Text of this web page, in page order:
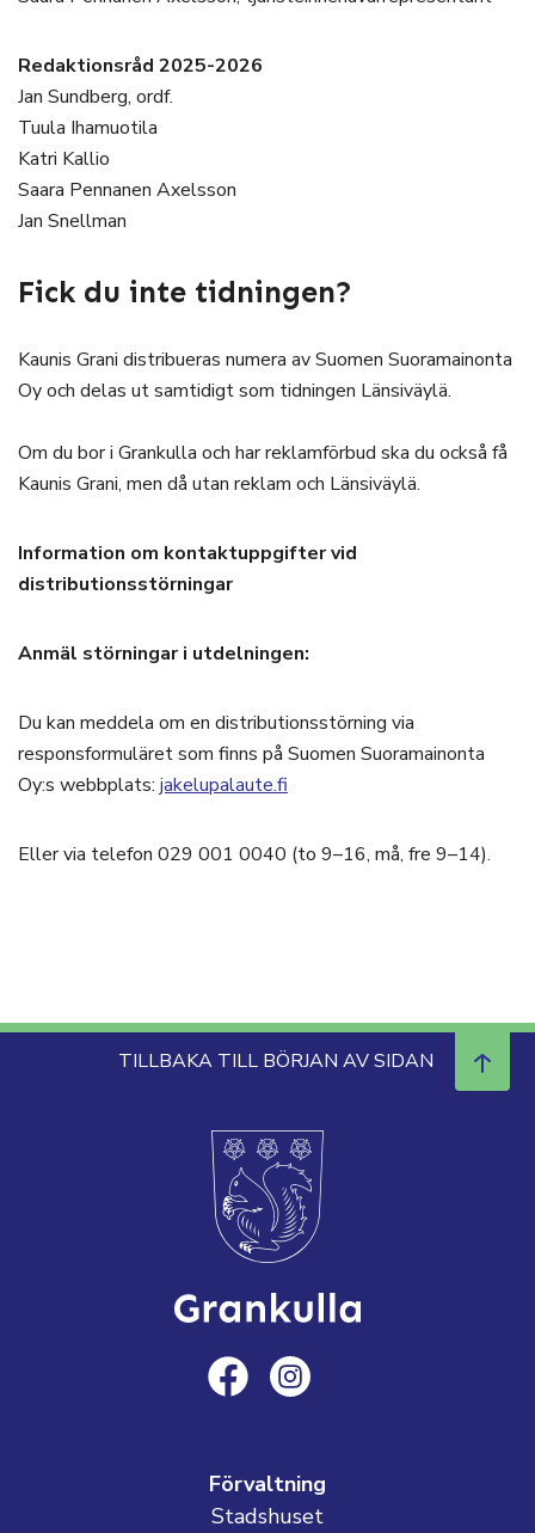
Redaktionsråd 2025-2026
Jan Sundberg, ordf.
Tuula Ihamuotila
Katri Kallio
Saara Pennanen Axelsson
Jan Snellman
Fick du inte tidningen?
Kaunis Grani distribueras numera av Suomen Suoramainonta
Oy och delas ut samtidigt som tidningen Länsiväylä.
Om du bor i Grankulla och har reklamförbud ska du också få
Kaunis Grani, men då utan reklam och Länsiväylä.
Information om kontaktuppgifter vid
distributionsstörningar
Anmäl störningar i utdelningen:
Du kan meddela om en distributionsstörning via
responsformuläret som finns på Suomen Suoramainonta
Oy:s webbplats: jakelupalaute.fi
Eller via telefon 029 001 0040 (to 9–16, må, fre 9–14).
TILLBAKA TILL BÖRJAN AV SIDAN
Förvaltning
Stadshuset